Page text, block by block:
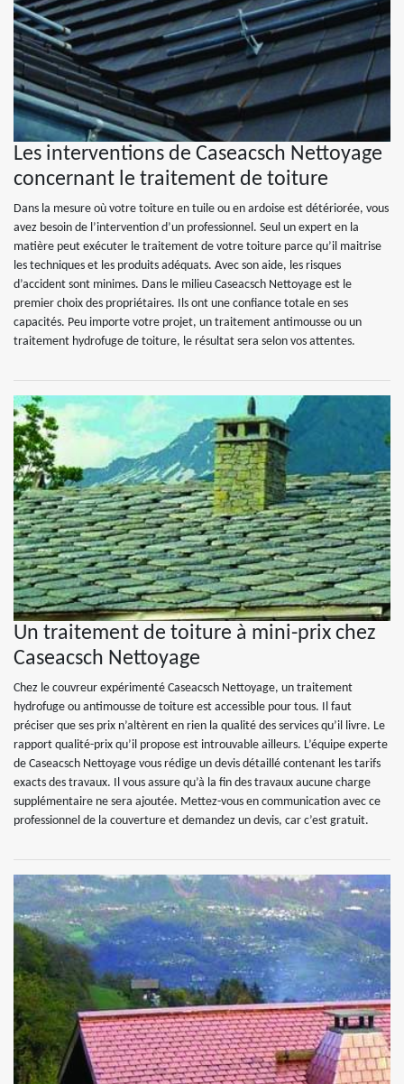
Les interventions de Caseacsch Nettoyage
concernant le traitement de toiture
Dans la mesure où votre toiture en tuile ou en ardoise est détériorée, vous
avez besoin de l’intervention d’un professionnel. Seul un expert en la
matière peut exécuter le traitement de votre toiture parce qu’il maitrise
les techniques et les produits adéquats. Avec son aide, les risques
d’accident sont minimes. Dans le milieu Caseacsch Nettoyage est le
premier choix des propriétaires. Ils ont une confiance totale en ses
capacités. Peu importe votre projet, un traitement antimousse ou un
traitement hydrofuge de toiture, le résultat sera selon vos attentes.
Un traitement de toiture à mini-prix chez
Caseacsch Nettoyage
Chez le couvreur expérimenté Caseacsch Nettoyage, un traitement
hydrofuge ou antimousse de toiture est accessible pour tous. Il faut
préciser que ses prix n’altèrent en rien la qualité des services qu’il livre. Le
rapport qualité-prix qu’il propose est introuvable ailleurs. L’équipe experte
de Caseacsch Nettoyage vous rédige un devis détaillé contenant les tarifs
exacts des travaux. Il vous assure qu’à la fin des travaux aucune charge
supplémentaire ne sera ajoutée. Mettez-vous en communication avec ce
professionnel de la couverture et demandez un devis, car c’est gratuit.